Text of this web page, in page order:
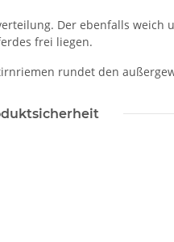
Der ebenfalls
frei liegen.
rundet den